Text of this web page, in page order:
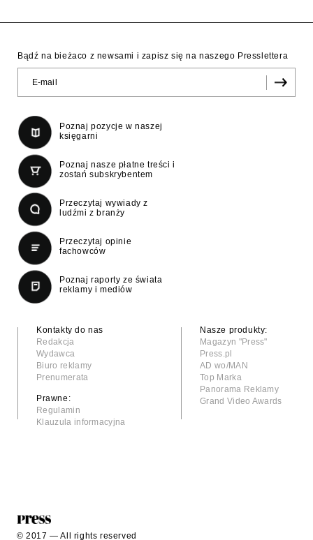
Bądź na bieżaco z newsami i zapisz się na naszego Presslettera
Poznaj pozycje w naszej
księgarni
Poznaj nasze płatne treści i
zostań subskrybentem
Przeczytaj wywiady z
ludźmi z branży
Przeczytaj opinie
fachowców
Poznaj raporty ze świata
reklamy i mediów
Kontakty do nas
Redakcja
Wydawca
Biuro reklamy
Prenumerata
Prawne:
Regulamin
Klauzula informacyjna
Nasze produkty:
Magazyn "Press"
Press.pl
AD wo/MAN
Top Marka
Panorama Reklamy
Grand Video Awards
© 2017 — All rights reserved